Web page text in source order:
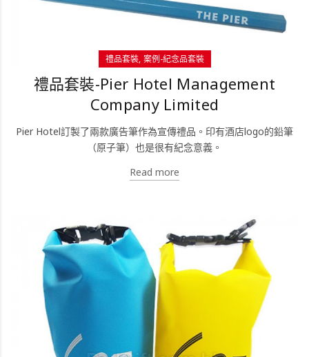
禮品套裝 案例-紀念品套裝
禮品套裝-Pier Hotel Management
Company Limited
Pier Hotel訂製了兩款廣告筆作為宣傳禮品。印有酒店logo的鉛筆
（原子筆）也是很有紀念意義。
Read more